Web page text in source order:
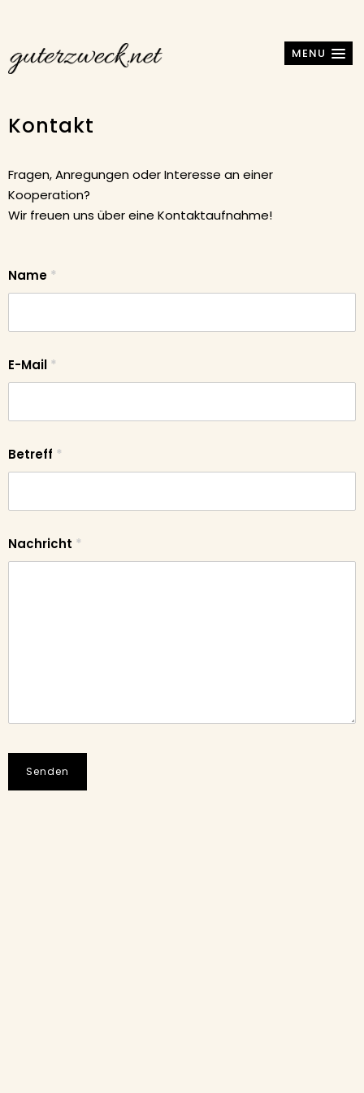
MENU
Kontakt
Fragen, Anregungen oder Interesse an einer
Kooperation?
Wir freuen uns über eine Kontaktaufnahme!
Name *
E-Mail *
Betreff *
Nachricht *